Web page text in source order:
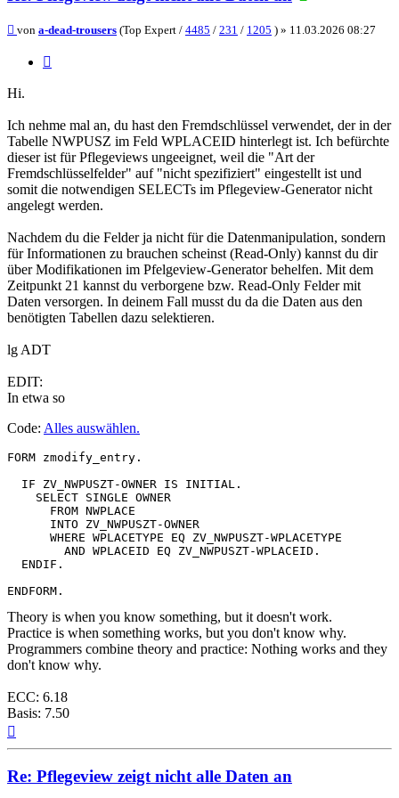
Beitrag
von a-dead-trousers (Top Expert / 4485 / 231 / 1205 ) » 11.03.2026 08:27
Hi.
Ich nehme mal an, du hast den Fremdschlüssel verwendet, der in der
Tabelle NWPUSZ im Feld WPLACEID hinterlegt ist. Ich befürchte
dieser ist für Pflegeviews ungeeignet, weil die "Art der
Fremdschlüsselfelder" auf "nicht spezifiziert" eingestellt ist und
somit die notwendigen SELECTs im Pflegeview-Generator nicht
angelegt werden.
Nachdem du die Felder ja nicht für die Datenmanipulation, sondern
für Informationen zu brauchen scheinst (Read-Only) kannst du dir
über Modifikationen im Pfelgeview-Generator behelfen. Mit dem
Zeitpunkt 21 kannst du verborgene bzw. Read-Only Felder mit
Daten versorgen. In deinem Fall musst du da die Daten aus den
benötigten Tabellen dazu selektieren.
lg ADT
EDIT:
In etwa so
Code: Alles auswählen.
FORM zmodify_entry.
  IF ZV_NWPUSZT-OWNER IS INITIAL.
    SELECT SINGLE OWNER
      FROM NWPLACE
      INTO ZV_NWPUSZT-OWNER
      WHERE WPLACETYPE EQ ZV_NWPUSZT-WPLACETYPE
        AND WPLACEID EQ ZV_NWPUSZT-WPLACEID.
  ENDIF.
ENDFORM.
Theory is when you know something, but it doesn't work.
Practice is when something works, but you don't know why.
Programmers combine theory and practice: Nothing works and they
don't know why.
ECC: 6.18
Basis: 7.50
Re: Pflegeview zeigt nicht alle Daten an